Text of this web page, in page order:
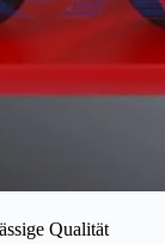
Qualität